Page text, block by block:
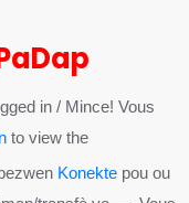
in / Mince! Vous
to view the
Konekte pou ou